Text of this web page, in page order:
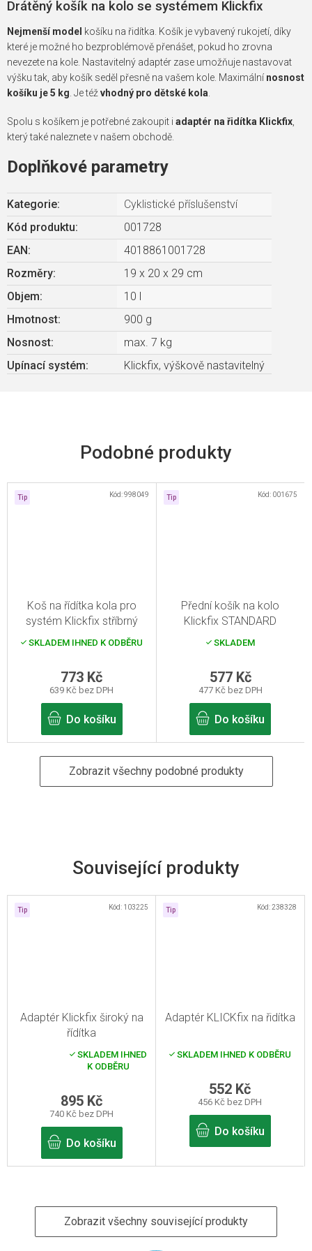
Související produkty
Tip
Adaptér Klickfix široký na
řídítka
hvězdiček.
SKLADEM IHNED
K ODBĚRU
740 Kč bez DPH
895 Kč
Do košíku
Kód: 103225 Tip
Adaptér KLICKfix na řidítka
SKLADEM IHNED K ODBĚRU
456 Kč bez DPH
552 Kč
Do košíku
Kód:238328
Zobrazit všechny související produkty
Drátěný košík na kolo se systémem Klickfix
Nejmenší model košíku na řidítka. Košík je vybavený rukojetí, díky
které je možné ho bezproblémově přenášet, pokud ho zrovna
nevezete na kole. Nastavitelný adaptér zase umožňuje nastavovat
výšku tak, aby košík seděl přesně na vašem kole. Maximální nosnost
košíku je 5 kg . Je též vhodný pro dětské kola
Spolu s košíkem je potřebné zakoupit i adaptér na řidítka Klickfix
který také naleznete v našem obchodě.
Doplňkové parametry
Kategorie:
Cyklistické příslušenství
Kód produktu:
001728
EAN:
4018861001728
Rozměry:
19 x 20 x 29 cm
Objem:
10 l
Hmotnost:
900 g
Nosnost:
max. 7 kg
Upínací systém: Klickfix, výškově nastavitelný
Tip
Koš na řídítka kola pro
systém Klickfix stříbrný
SKLADEM IHNED K ODBĚRU
639 Kč bez DPH
773 Kč
Do košíku
Kód:998049 Tip
Přední košík na kolo
Klickfix STANDARD
SKLADEM
477 Kč bez DPH
577 Kč
Do košíku
Kód: 001675
Zobrazit všechny podobné produkty